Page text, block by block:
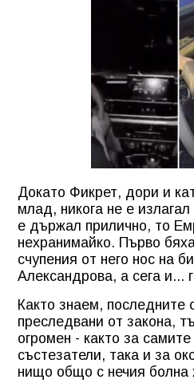
Докато Фикрет, дори и
млад, никога не е
е държал прилично, то
нехранимайко. Първо
счупения от него нос на
Александрова, а сега и...
Както знаем, последните
преследвани от закона,
огромен - както за
състезатели, така и за
нищо общо с нечия болна